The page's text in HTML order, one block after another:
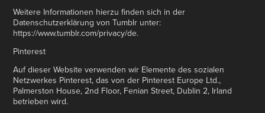
Weitere Informationen hierzu finden sich in der
Datenschutzerklärung von Tumblr unter:
https://www.tumblr.com/privacy/de.
Pinterest
Auf dieser Website verwenden wir Elemente des sozialen
Netzwerkes Pinterest, das von der Pinterest Europe Ltd.,
Palmerston House, 2nd Floor, Fenian Street, Dublin 2, Irland
betrieben wird.